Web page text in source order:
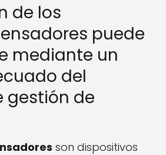
de los
puede
mediante un
del
gestión de
son dispositivos